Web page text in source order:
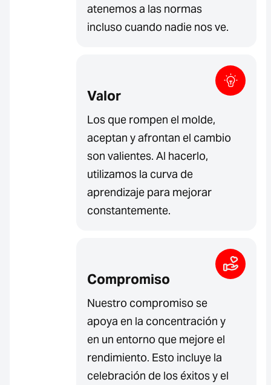
atenemos a las normas
incluso cuando nadie nos ve.
Valor
Los que rompen el molde,
aceptan y afrontan el cambio
son valientes. Al hacerlo,
utilizamos la curva de
aprendizaje para mejorar
constantemente.
Compromiso
Nuestro compromiso se
apoya en la concentración y
en un entorno que mejore el
rendimiento. Esto incluye la
celebración de los éxitos y el